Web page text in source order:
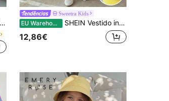
Sweetra Kids
EU Warehouse SHEIN Vestido infantil elegante azul claro estilo princesa, com ombros à mostra, confeccionado em tecido delicado e macio para maior conforto. Decorado com aplicações florais 3D no decote, o design ombro a ombro valoriza os ombros e o pescoço, a cintura marcada proporciona um caimento perfeito e a saia em formato A tem um caimento fluido. O tecido leve é ideal para primavera/verão e perfeito para apresentações de piano, festas de aniversário, feriados e comemorações.
12,86€